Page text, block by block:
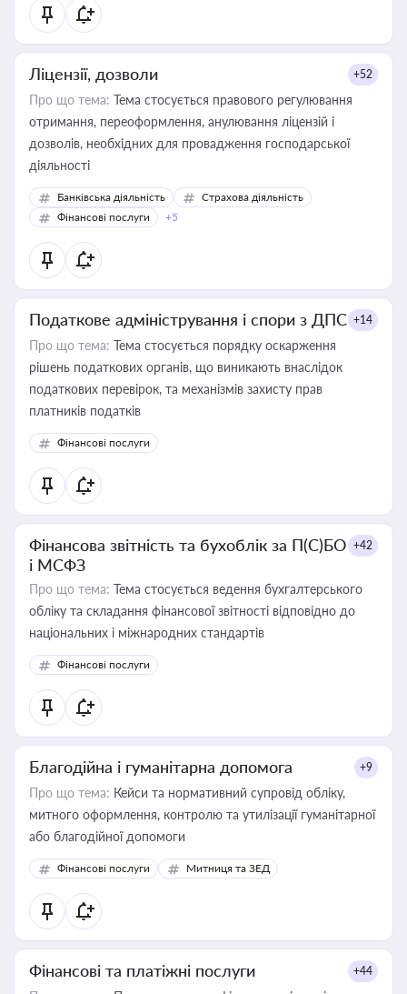
Ліцензії, дозволи +52
Про що тема: Тема стосується правового регулювання
отримання, переоформлення, анулювання ліцензій і
дозволів, необхідних для провадження господарської
діяльності
Банківська діяльність
Страхова діяльність
Фінансові послуги
+5
Податкове адміністрування і спори з ДПС +14
Про що тема: Тема стосується порядку оскарження
рішень податкових органів, що виникають внаслідок
податкових перевірок, та механізмів захисту прав
платників податків
Фінансові послуги
Фінансова звітність та бухоблік за П(С)БО
і МСФЗ
+42
Про що тема: Тема стосується ведення бухгалтерського
обліку та складання фінансової звітності відповідно до
національних і міжнародних стандартів
Фінансові послуги
Благодійна і гуманітарна допомога +9
Про що тема: Кейси та нормативний супровід обліку,
митного оформлення, контролю та утилізації гуманітарної
або благодійної допомоги
Фінансові послуги Митниця та ЗЕД
Фінансові та платіжні послуги +44